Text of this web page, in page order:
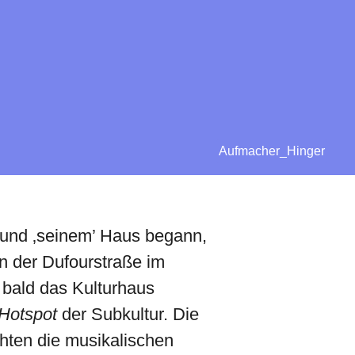
Aufmacher_Hinger
‚seinem’ Haus begann,
der Dufourstraße im
das Kulturhaus
der Subkultur. Die
die musikalischen